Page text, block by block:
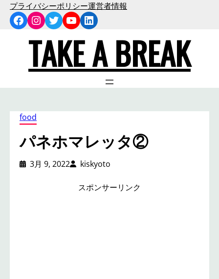
プライバシーポリシー運営者情報
Facebook
Instagram
Twitter
YouTube
LinkedIn
TAKE A BREAK
food
パネホマレッタ②
3月 9, 2022 kiskyoto
スポンサーリンク